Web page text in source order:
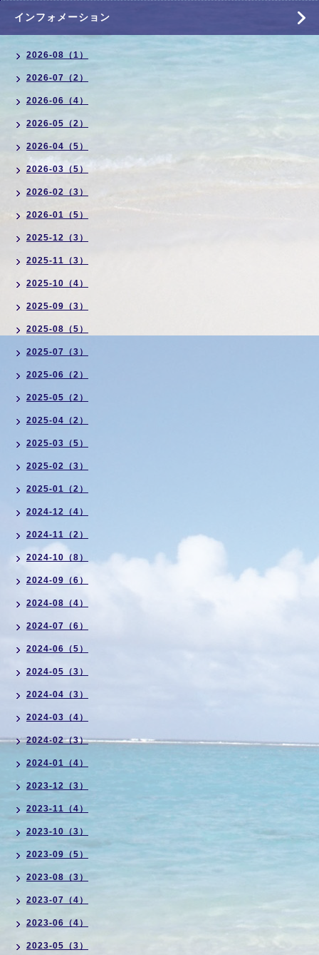
インフォメーション
2026-08（1）
2026-07（2）
2026-06（4）
2026-05（2）
2026-04（5）
2026-03（5）
2026-02（3）
2026-01（5）
2025-12（3）
2025-11（3）
2025-10（4）
2025-09（3）
2025-08（5）
2025-07（3）
2025-06（2）
2025-05（2）
2025-04（2）
2025-03（5）
2025-02（3）
2025-01（2）
2024-12（4）
2024-11（2）
2024-10（8）
2024-09（6）
2024-08（4）
2024-07（6）
2024-06（5）
2024-05（3）
2024-04（3）
2024-03（4）
2024-02（3）
2024-01（4）
2023-12（3）
2023-11（4）
2023-10（3）
2023-09（5）
2023-08（3）
2023-07（4）
2023-06（4）
2023-05（3）